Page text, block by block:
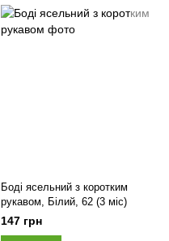
Боді ясельний з коротким
рукавом, Білий, 62 (3 міс)
147 грн